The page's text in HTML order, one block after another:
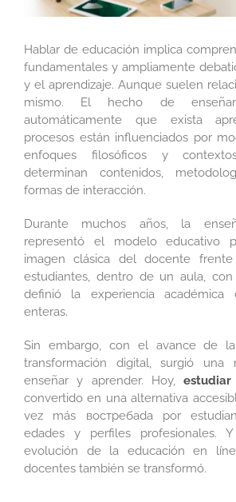
Hablar de educación implica
fundamentales y ampliamente
y el aprendizaje. Aunque suelen
mismo. El hecho de
automáticamente que exista
procesos están influenciados por
enfoques filosóficos y
determinan contenidos,
formas de interacción.
Durante muchos años, la
representó el modelo educativo
imagen clásica del docente
estudiantes, dentro de un aula,
definió la experiencia académica
enteras.
Sin embargo, con el avance de
transformación digital, surgió
enseñar y aprender. Hoy,
convertido en una alternativa
vez más востребada por
edades y perfiles profesionales.
evolución de la educación en
docentes también se transformó.